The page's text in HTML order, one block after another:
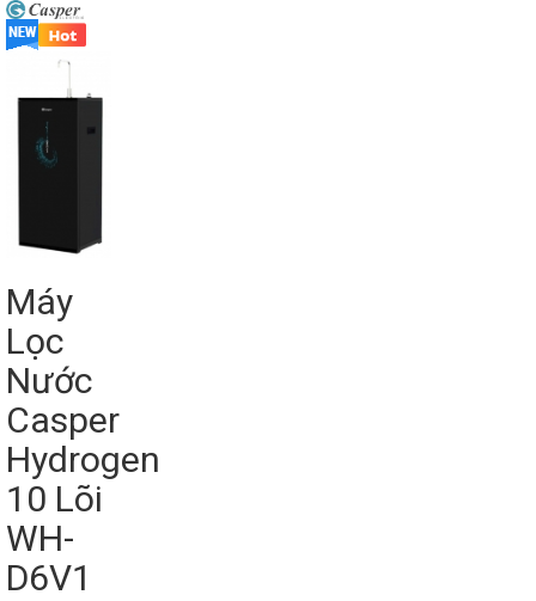
Máy
Lọc
Nước
Casper
Hydrogen
10 Lõi
WH-
D6V1